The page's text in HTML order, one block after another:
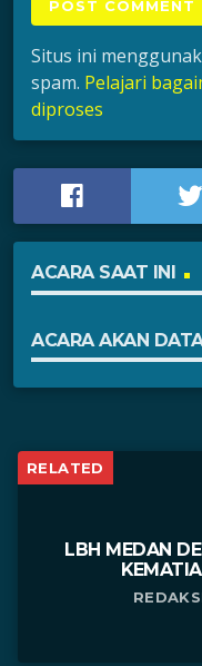
Situs ini
spam. Pelajari
diproses
ACARA SAAT INI
ACARA AKAN
RELATED
LBH MEDAN